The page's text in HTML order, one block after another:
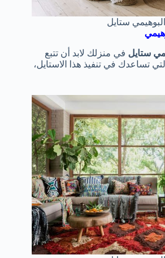
ستايل
ستايل في منزلك لابد أن تتبع
تساعدك في تنفيذ هذا الاستايل،